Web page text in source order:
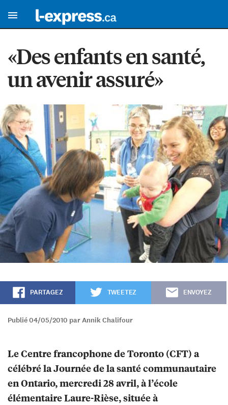
«Des enfants en santé,
un avenir assuré»
PARTAGEZ TWEETEZ ENVOYEZ
Publié 04/05/2010 par Annik Chalifour
Le Centre francophone de Toronto (CFT) a
célébré la Journée de la santé communautaire
en Ontario, mercredi 28 avril, à l’école
élémentaire Laure-Rièse, située à